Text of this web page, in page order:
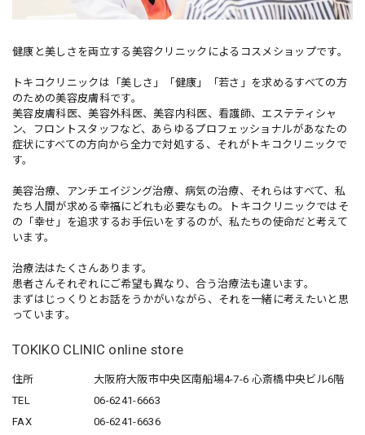
健康と美しさを両立する美容クリニックによるコスメショップです。
トキコクリニックは「美しさ」「健康」「若さ」を求めるすべての方
のための美容皮膚科です。
美容皮膚科医、美容外科医、美容内科医、看護師、エステティシャ
ン、フロントスタッフなど、あらゆるプロフェッショナルがあなたの
症状にすべての方向から全力で対処する、それがトキコクリニックで
す。
美容治療、アンチエイジング治療、病気の治療、それらはすべて、私
たち人間が求める幸福にどれも必要なもの。トキコクリニックではそ
の「幸せ」を追求するお手伝いをするのが、私たちの使命だと考えて
います。
治療法はたくさんあります。
患者さんそれぞれにご希望も異なり、合う治療法も違います。
まずはじっくりとお話をうかがいながら、それを一緒に考えたいと思
っています。
TOKIKO CLINIC online store
住所
大阪府大阪市中央区南船場4-7-6 心斎橋中央ビル6階
TEL
06-6241-6663
FAX
06-6241-6636